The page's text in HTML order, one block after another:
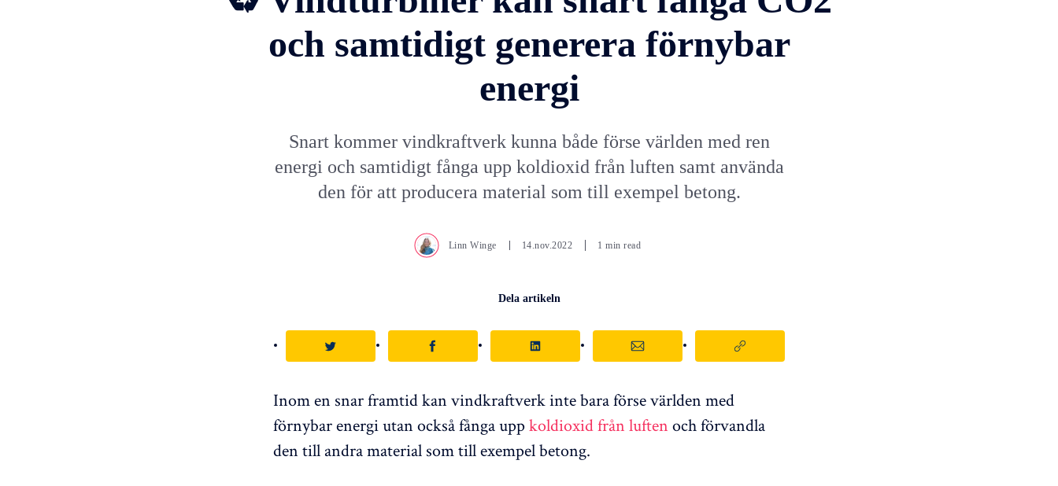
och samtidigt generera förnybar
energi
Snart kommer vindkraftverk kunna både förse världen med ren
energi och samtidigt fånga upp koldioxid från luften samt använda
den för att producera material som till exempel betong.
Linn Winge 14.nov.2022 1 min read
Dela artikeln
Inom en snar framtid kan vindkraftverk inte bara förse världen med
förnybar energi utan också fånga uppkoldioxid från luften och förvandla
den till andra material som till exempel betong.